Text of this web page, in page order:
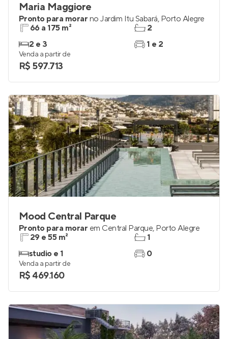
Maria Maggiore
Pronto para morar no Jardim Itu Sabará, Porto Alegre
66 a 175 m²
2 e 3
2
1 e 2
Venda a partir de
R$ 597.713
Mood Central Parque
Pronto para morar em Central Parque, Porto Alegre
29 e 55 m²
studio e 1
1
0
Venda a partir de
R$ 469.160